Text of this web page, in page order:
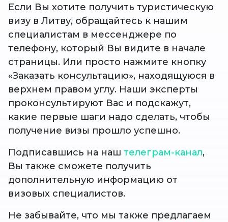
Если Вы хотите получить туристическую
визу в Литву, обращайтесь к нашим
специалистам в мессенджере по
телефону, который Вы видите в начале
страницы. Или просто нажмите кнопку
«Заказать консультацию», находящуюся в
верхнем правом углу. Наши эксперты
проконсультируют Вас и подскажут,
какие первые шаги надо сделать, чтобы
получение визы прошло успешно.
Подписавшись на наш телеграм-канал,
Вы также сможете получить
дополнительную информацию от
визовых специалистов.
Не забывайте, что мы также предлагаем